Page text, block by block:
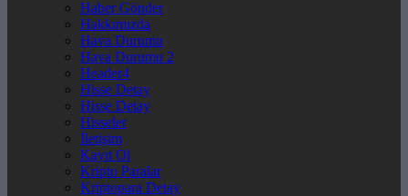
Haber Gönder
Hakkımızda
Hava Durumu
Hava Durumu 2
Header4
Hisse Detay
Hisse Detay
Hisseler
İletişim
Kayıt Ol
Kripto Paralar
Kriptopara Detay